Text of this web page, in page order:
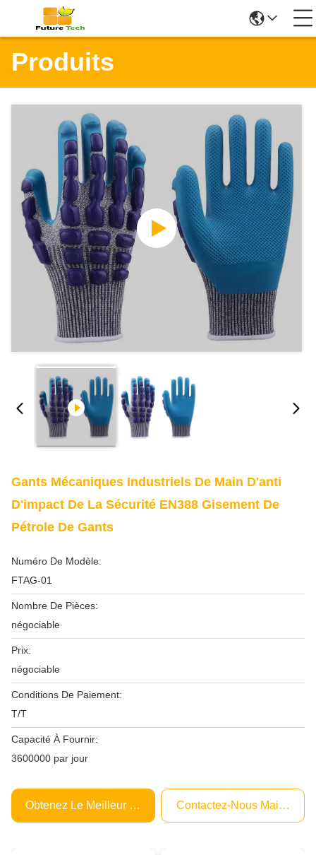
Produits
Gants Mécaniques Industriels De Main D'anti
D'impact De La Sécurité EN388 Gisement De
Pétrole De Gants
Numéro De Modèle:
FTAG-01
Nombre De Pièces:
négociable
Prix:
négociable
Conditions De Paiement:
T/T
Capacité À Fournir:
3600000 par jour
Obtenez Le Meilleur Prix Contactez-Nous Maintenant